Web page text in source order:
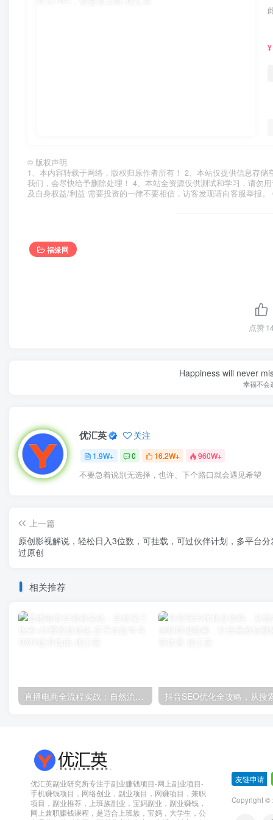
¥
© 版权声明
1、本内容转载于网络，版权归原作者所有！ 2、本站仅提供信息存
我们，会尽快给予删除处理！ 4、本站全资源仅供测试和学习，请勿
及自身权益/利益 需要投资的一律不要相信，访客发现请向客服举报
福缘网
点赞
Happiness will never
幸福不会
优汇英 关注
1.9W+ 0 16.2W+ 960W+
不要急着说别无选择，也许、下个路口就会遇见希望
上一篇
原创影视解说，轻松日入3位数，可挂载，可过伙伴计划，多平台
过原创
相关推荐
优汇英副业研究所专注于副业赚钱项目-网上副业项目-
手机赚钱项目，网络创业，副业项目，网赚项目，兼职
项目，副业推荐，上班族副业，宝妈副业，副业赚钱，
网上兼职赚钱课程，是适合上班族，宝妈，大学生，公
友链申请
Copyright ©